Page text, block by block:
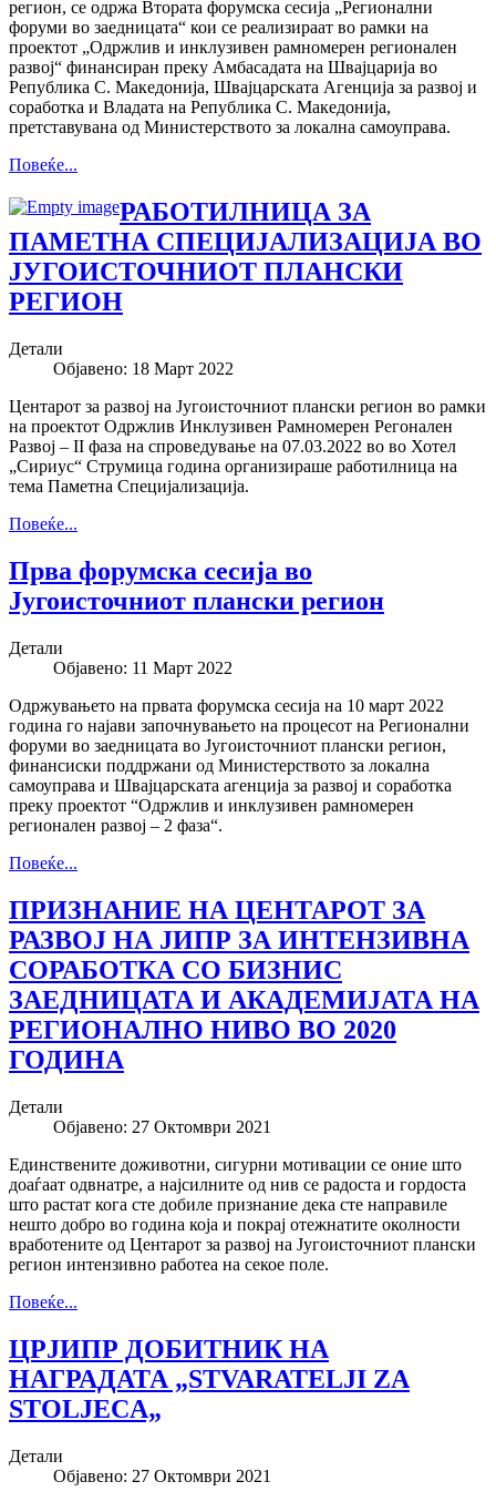
регион, се одржа Втората форумска сесија „Регионални
форуми во заедницата“ кои се реализираат во рамки на
проектот „Одржлив и инклузивен рамномерен регионален
развој“ финансиран преку Амбасадата на Швајцарија во
Република С. Македонија, Швајцарската Агенција за развој и
соработка и Владата на Република С. Македонија,
претставувана од Министерството за локална самоуправа.
Повеќе...
РАБОТИЛНИЦА ЗА
ПАМЕТНА СПЕЦИЈАЛИЗАЦИЈА ВО
ЈУГОИСТОЧНИОТ ПЛАНСКИ
РЕГИОН
Детали
Објавено: 18 Март 2022
Центарот за развој на Југоисточниот плански регион во рамки
на проектот Одржлив Инклузивен Рамномерен Регонален
Развој – II фаза на спроведување на 07.03.2022 во во Хотел
„Сириус“ Струмица година организираше работилница на
тема Паметна Специјализација.
Повеќе...
Прва форумска сесија во
Југоисточниот плански регион
Детали
Објавено: 11 Март 2022
Одржувањето на првата форумска сесија на 10 март 2022
година го најави започнувањето на процесот на Регионални
форуми во заедницата во Југоисточниот плански регион,
финансиски поддржани од Министерството за локална
самоуправа и Швајцарската агенција за развој и соработка
преку проектот “Одржлив и инклузивен рамнoмерен
региoнален развoј – 2 фаза“.
Повеќе...
ПРИЗНАНИЕ НА ЦЕНТАРОТ ЗА
РАЗВОЈ НА ЈИПР ЗА ИНТЕНЗИВНА
СОРАБОТКА СО БИЗНИС
ЗАЕДНИЦАТА И АКАДЕМИЈАТА НА
РЕГИОНАЛНО НИВО ВО 2020
ГОДИНА
Детали
Објавено: 27 Октомври 2021
Единствените доживотни, сигурни мотивации се оние што
доаѓаат одвнатре, а најсилните од нив се радоста и гордоста
што растат кога сте добиле признание дека сте направиле
нешто добро во година која и покрај отежнатите околности
вработените од Центарот за развој на Југоисточниот плански
регион интензивно работеа на секое поле.
Повеќе...
ЦРЈИПР ДОБИТНИК НА
НАГРАДАТА „STVARATELJI ZA
STOLJECA„
Детали
Објавено: 27 Октомври 2021